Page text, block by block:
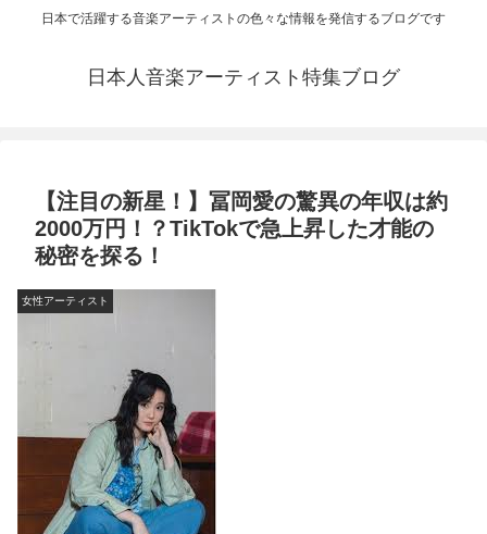
日本で活躍する音楽アーティストの色々な情報を発信するブログです
日本人音楽アーティスト特集ブログ
【注目の新星！】冨岡愛の驚異の年収は約
2000万円！？TikTokで急上昇した才能の
秘密を探る！
女性アーティスト